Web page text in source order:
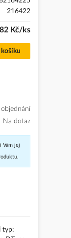
216422
Kč/ks
Na dotaz
Vám jej
typ: